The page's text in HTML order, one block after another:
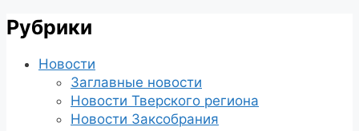
Рубрики
Новости
Заглавные новости
Новости Тверского региона
Новости Заксобрания